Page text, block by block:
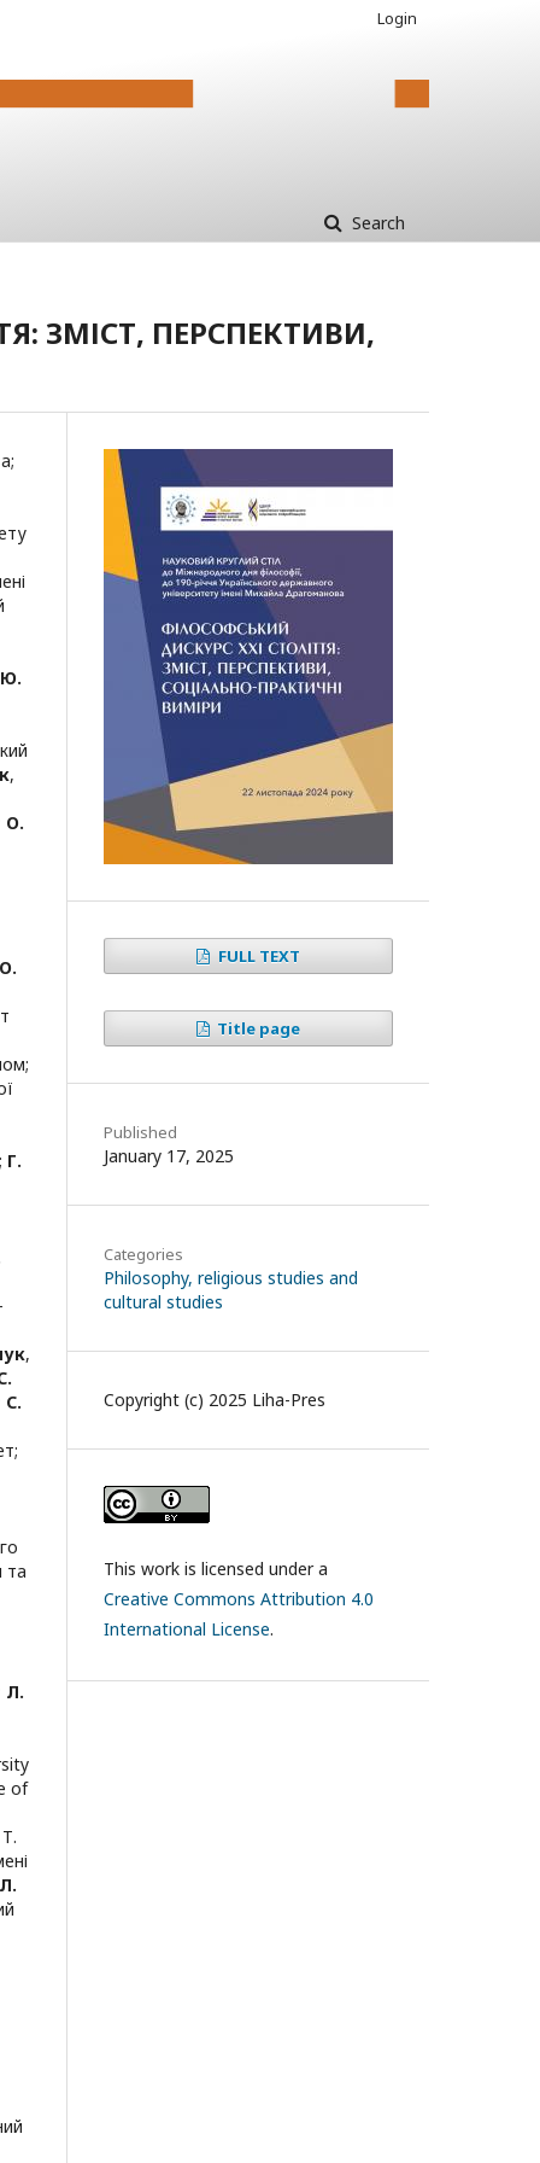
Search
Login
ЗМІСТ, ПЕРСПЕКТИВИ,
;
,
О.
;
; Г.
,
С.
;
та
Л.
of
Л.
FULL TEXT
Title page
Published
January 17, 2025
Categories
Philosophy, religious studies and
cultural studies
Copyright (c) 2025 Liha-Pres
This work is licensed under a
Creative Commons Attribution 4.0
International License.